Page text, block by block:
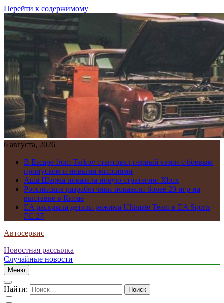
Перейти к содержимому
6 августа, 2026
В Escape from Tarkov стартовал первый сезон с боевым
пропуском и новыми миссиями
Аша Шарма показала новую стратегию Xbox
Российские разработчики показали более 20 игр на
выставке в Китае
EA раскрыла детали режима Ultimate Team в EA Sports
FC 27
Автосервис
Новостная рассылка
Случайные новости
Меню
Найти: